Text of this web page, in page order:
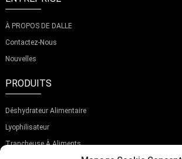
À PROPOS DE DALLE
Contactez-Nous
Nouvelles
PRODUITS
Déshydrateur Alimentaire
Lyophilisateur
Trancheuse À Aliments